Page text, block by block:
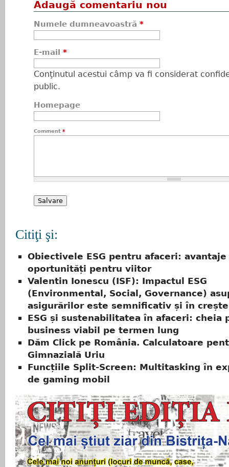
Adaugă comentariu nou
Numele dumneavoastră *
E-mail *
Conţinutul acestui câmp va fi considerat
public.
Homepage
Comment *
Citiţi şi:
Obiectivele ESG pentru afaceri: avantaje
oportunități pentru viitor
Valentin Ionescu (ISF): Impactul ESG
(Environmental, Social, Governance)
asigurărilor este semnificativ și în
ESG și sustenabilitatea în afaceri: cheia
business viabil pe termen lung
Dăm Click pe România. Calculatoare
Gimnazială Uriu
Funcțiile Split-Screen: Multitasking în
de gaming mobil